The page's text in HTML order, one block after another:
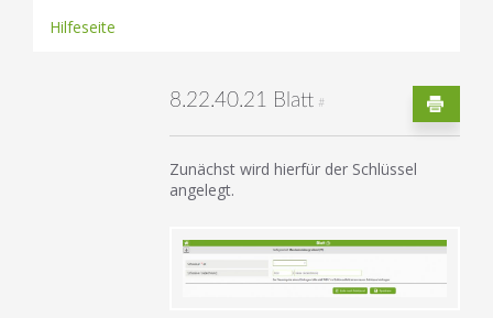
Hilfeseite
8.22.40.21 Blatt #
Zunächst wird hierfür der Schlüssel
angelegt.